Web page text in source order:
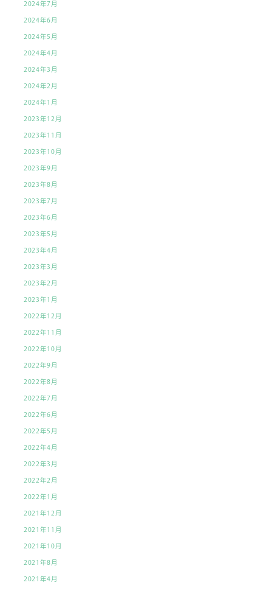
2024年7月
2024年6月
2024年5月
2024年4月
2024年3月
2024年2月
2024年1月
2023年12月
2023年11月
2023年10月
2023年9月
2023年8月
2023年7月
2023年6月
2023年5月
2023年4月
2023年3月
2023年2月
2023年1月
2022年12月
2022年11月
2022年10月
2022年9月
2022年8月
2022年7月
2022年6月
2022年5月
2022年4月
2022年3月
2022年2月
2022年1月
2021年12月
2021年11月
2021年10月
2021年8月
2021年4月